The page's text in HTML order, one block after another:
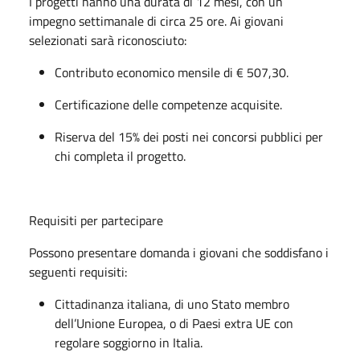
impegno settimanale di circa 25 ore. Ai giovani
selezionati sarà riconosciuto:
Contributo economico mensile di € 507,30.
Certificazione delle competenze acquisite.
Riserva del 15% dei posti nei concorsi pubblici per
chi completa il progetto.
Requisiti per partecipare
Possono presentare domanda i giovani che soddisfano i
seguenti requisiti:
Cittadinanza italiana, di uno Stato membro
dell’Unione Europea, o di Paesi extra UE con
regolare soggiorno in Italia.